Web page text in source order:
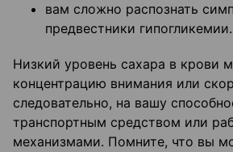
вам сложно распознать
предвестники гипогликемии.
Низкий уровень сахара в крови
концентрацию внимания или
следовательно, на вашу
транспортным средством или
механизмами. Помните, что вы